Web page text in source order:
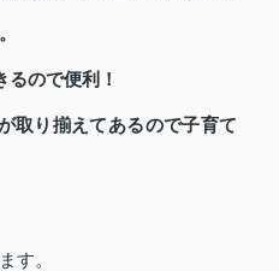
ので便利！
取り揃えてあるので子育て
す。